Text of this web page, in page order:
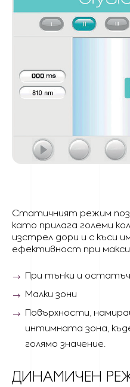
Статичният режим
като прилага големи
изстрел дори и с къси
ефективност при
При тънки и
Малки зони
Повърхности,
интимната зона,
голямо значение.
ДИНАМИЧЕН